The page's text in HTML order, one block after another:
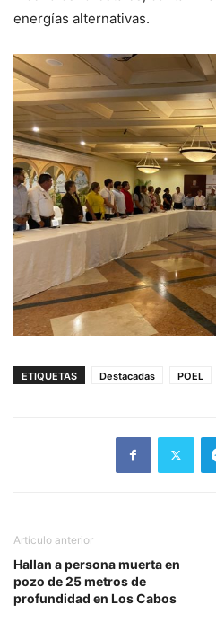
energías alternativas.
ETIQUETAS Destacadas POEL
Artículo anterior
Hallan a persona muerta en
pozo de 25 metros de
profundidad en Los Cabos